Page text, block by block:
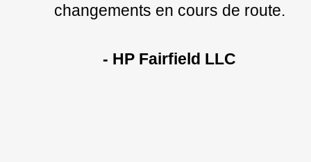
changements en cours de route.
- HP Fairfield LLC